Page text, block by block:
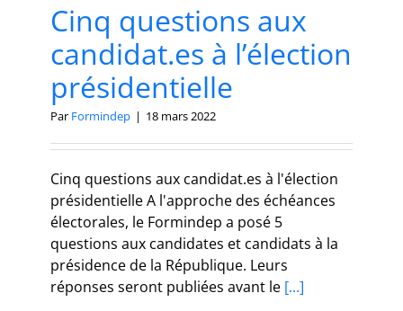
Cinq questions aux
candidat.es à l’élection
présidentielle
Par Formindep | 18 mars 2022
Cinq questions aux candidat.es à l'élection
présidentielle A l'approche des échéances
électorales, le Formindep a posé 5
questions aux candidates et candidats à la
présidence de la République. Leurs
réponses seront publiées avant le [...]